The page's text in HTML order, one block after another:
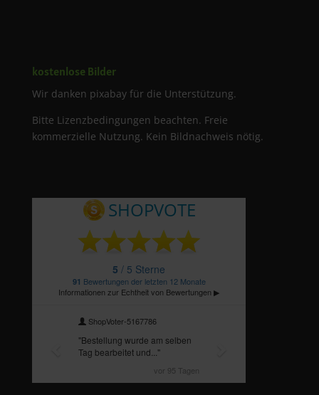
kostenlose Bilder
Wir danken pixabay für die Unterstützung.
Bitte Lizenzbedingungen beachten. Freie
kommerzielle Nutzung. Kein Bildnachweis nötig.